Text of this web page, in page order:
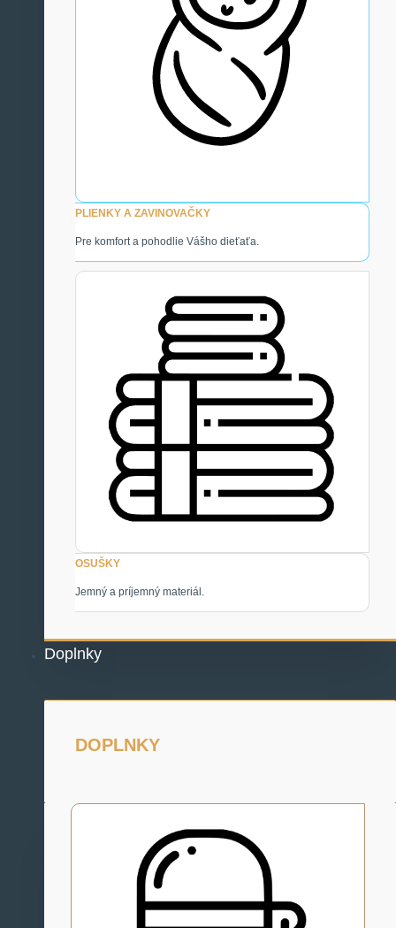
PLIENKY A ZAVINOVAČKY
Pre komfort a pohodlie Vášho dieťaťa.
OSUŠKY
Jemný a príjemný materiál.
Doplnky
DOPLNKY